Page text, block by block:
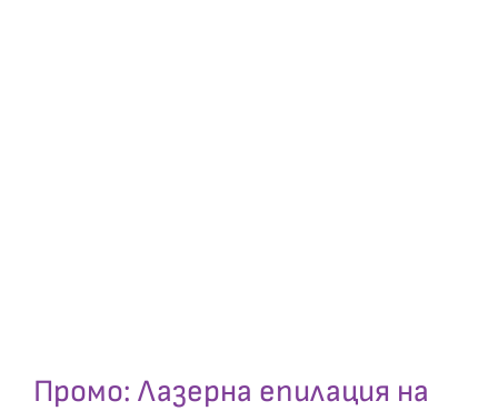
Промо: Лазерна епилация на